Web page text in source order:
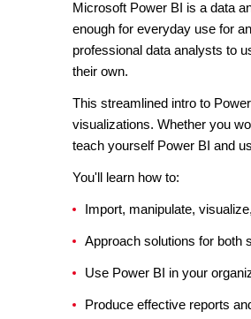
Microsoft Power BI is a data
enough for everyday use for
professional data analysts to
their own.
This streamlined intro to
visualizations. Whether you
teach yourself Power BI and
You'll learn how to:
Import, manipulate,
Approach solutions for both
Use Power BI in your
Produce effective reports